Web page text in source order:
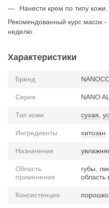
Нанести крем по типу кожи.
Рекомендованный курс масок
неделю.
Характеристики
Бренд
Серия NANO
Тип кожи сухая
Ингредиенты хитозан
Назначение
Область
применения
губы,
область
Консистенция